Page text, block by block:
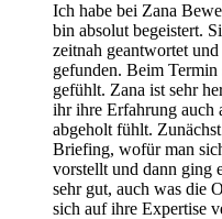
Ich habe bei Zana
bin absolut begeistert.
zeitnah geantwortet
gefunden. Beim
gefühlt. Zana ist sehr
ihr ihre Erfahrung auch
abgeholt fühlt.
Briefing, wofür man
vorstellt und dann ging
sehr gut, auch was die
sich auf ihre Expertise